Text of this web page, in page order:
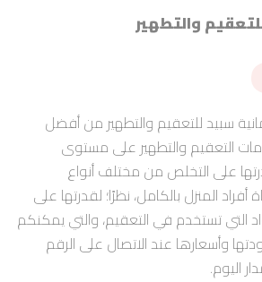
سبيد للتعقيم والتطهير من أفضل
التعقيم والتطهير على مستوى
على التخلص من مختلف أنواع
المنزل بالكامل، نظرًا؛ لقدرتها على
التي تستخدم في التعقيم، والتي يمكنكم
وأسعارها عند الاتصال على الرقم